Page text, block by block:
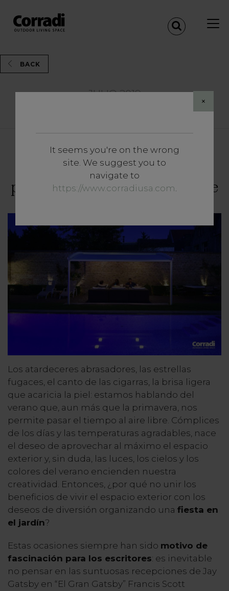
×
It seems you're on the wrong
site. We suggest you to
navigate to
https://www.corradiusa.com.
BACK
JULIO 2019
Insights
Garden party: el estilo ideal
para vivir el verano al aire libre
Los atardeceres abrasadores, las estrellas
fugaces, el canto de las cigarras, la brisa ligera
que acaricia la piel: estamos hablando del
verano que, aun más que la primavera, nos
permite pasar el tiempo al aire libre. Cómplices
de los días y las temperaturas agradables, nace
el deseo de aprovechar al máximo el espacio
exterior y, sin duda, las luces, los cielos y los
colores del verano encienden nuestra
creatividad. Entonces, ¿por qué no unir los
beneficios de vivir el espacio exterior con los
deseos de diversión organizando una fiesta en
el jardín?
Estas ocasiones siempre han sido motivo de
fascinación para los escritores: es inevitable
no pensar en las suntuosas recepciones de Jay
Gatsby en “El Gran Gatsby” Francis Scott